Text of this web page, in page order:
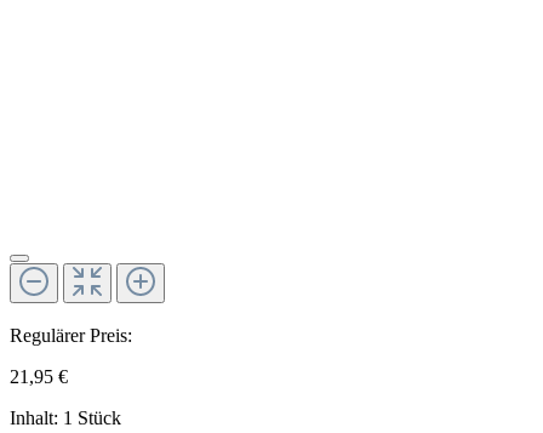
Regulärer Preis:
21,95 €
Inhalt: 1 Stück